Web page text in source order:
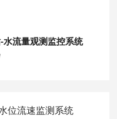
水流量观测监控系统